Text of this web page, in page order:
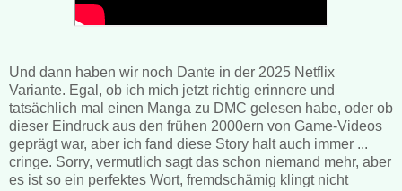
Und dann haben wir noch Dante in der 2025 Netflix
Variante. Egal, ob ich mich jetzt richtig erinnere und
tatsächlich mal einen Manga zu DMC gelesen habe, oder ob
dieser Eindruck aus den frühen 2000ern von Game-Videos
geprägt war, aber ich fand diese Story halt auch immer ...
cringe. Sorry, vermutlich sagt das schon niemand mehr, aber
es ist so ein perfektes Wort, fremdschämig klingt nicht